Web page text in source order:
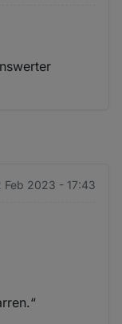
Feb 2023 - 17:43